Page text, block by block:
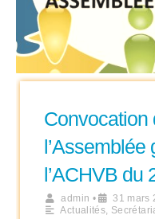
Convocation
l’Assemblée
l’ACHVB du
admin • 31 mars
Actualités,